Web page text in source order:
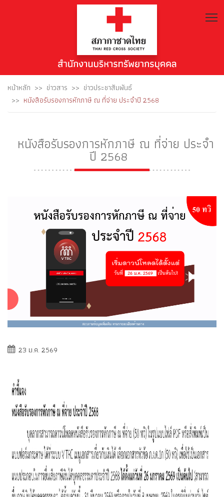
หน้าหลัก ข่าวสาร
ข่าวประชาสัมพันธ์
หนังสือรับรองการหักภาษี ณ ที่จ่าย ประจำปี 2568
หนังสือรับรองการหักภาษี ณ ที่จ่าย ประจำ
ปี 2568
23 ม.ค. 2569